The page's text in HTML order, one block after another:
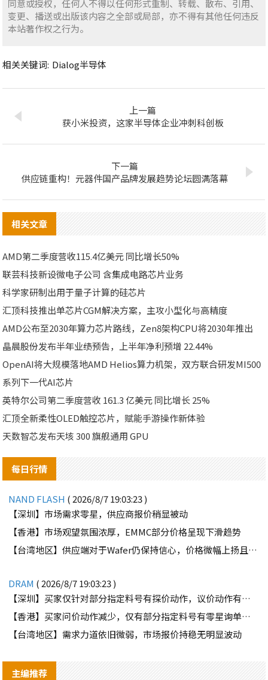
同意或授权，任何人不得以任何形式重制、转载、散布、引用、
变更、播送或出版该内容之全部或局部，亦不得有其他任何违反
本站著作权之行为。
相关关键词: Dialog半导体
上一篇
获小米投资，这家半导体企业冲刺科创板
下一篇
供应链重构！元器件国产品牌发展趋势论坛圆满落幕
相关文章
AMD第二季度营收115.4亿美元 同比增长50%
联芸科技新设微电子公司 含集成电路芯片业务
科学家研制出用于量子计算的硅芯片
汇顶科技推出单芯片CGM解决方案，主攻小型化与高精度
AMD公布至2030年算力芯片路线，Zen8架构CPU将2030年推出
晶晨股份发布半年业绩预告，上半年净利预增 22.44%
OpenAI将大规模落地AMD Helios算力机架，双方联合研发MI500
系列下一代AI芯片
英特尔公司第二季度营收 161.3 亿美元 同比增长 25%
汇顶全新柔性OLED触控芯片，赋能手游操作新体验
天数智芯发布天垓 300 旗舰通用 GPU
每日行情
NAND FLASH ( 2026/8/7 19:03:23 )
【深圳】市场需求零星，供应商报价稍显被动
【香港】市场观望氛围浓厚，EMMC部分价格呈现下滑趋势
【台湾地区】供应端对于Wafer仍保持信心，价格微幅上扬且惜售态度不变
DRAM ( 2026/8/7 19:03:23 )
【深圳】买家仅针对部分指定料号有探价动作，议价动作有所减少
【香港】买家问价动作减少，仅有部分指定料号有零星询单动作
【台湾地区】需求力道依旧微弱，市场报价持稳无明显波动
主编推荐